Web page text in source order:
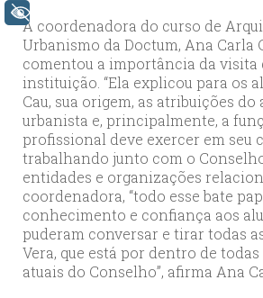
A coordenadora do curso de
Urbanismo da Doctum, Ana Carla
comentou a importância da visita
instituição. “Ela explicou para os
Cau, sua origem, as atribuições do
urbanista e, principalmente, a
profissional deve exercer em seu
trabalhando junto com o
entidades e organizações
coordenadora, “todo esse bate
conhecimento e confiança aos
puderam conversar e tirar todas
Vera, que está por dentro de todas
atuais do Conselho”, afirma Ana